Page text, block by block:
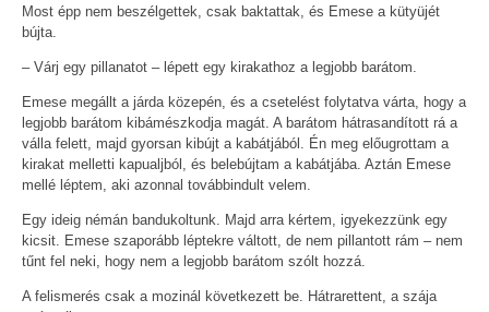
Most épp nem beszélgettek, csak baktattak, és Emese a kütyüjét
bújta.
– Várj egy pillanatot – lépett egy kirakathoz a legjobb barátom.
Emese megállt a járda közepén, és a csetelést folytatva várta, hogy a
legjobb barátom kibámészkodja magát. A barátom hátrasandított rá a
válla felett, majd gyorsan kibújt a kabátjából. Én meg előugrottam a
kirakat melletti kapualjból, és belebújtam a kabátjába. Aztán Emese
mellé léptem, aki azonnal továbbindult velem.
Egy ideig némán bandukoltunk. Majd arra kértem, igyekezzünk egy
kicsit. Emese szaporább léptekre váltott, de nem pillantott rám – nem
tűnt fel neki, hogy nem a legjobb barátom szólt hozzá.
A felismerés csak a mozinál következett be. Hátrarettent, a szája